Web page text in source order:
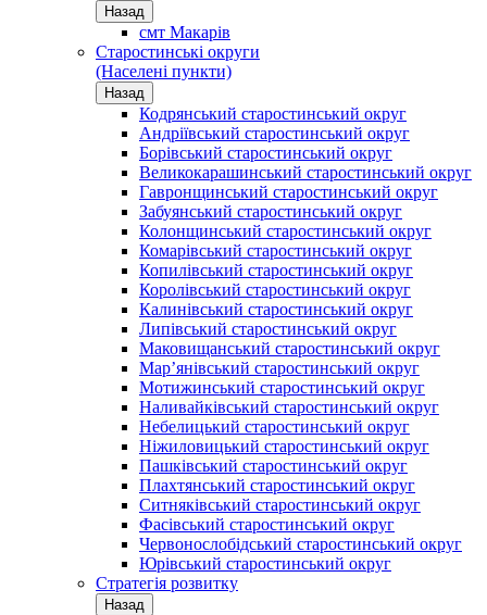
Назад
смт Макарів
Старостинські округи
(Населені пункти)
Назад
Кодрянський старостинський округ
Андріївський старостинський округ
Борівський старостинський округ
Великокарашинський старостинський округ
Гавронщинський старостинський округ
Забуянський старостинський округ
Колонщинський старостинський округ
Комарівський старостинський округ
Копилівський старостинський округ
Королівський старостинський округ
Калинівський старостинський округ
Липівський старостинський округ
Маковищанський старостинський округ
Мар’янівський старостинський округ
Мотижинський старостинський округ
Наливайківський старостинський округ
Небелицький старостинський округ
Ніжиловицький старостинський округ
Пашківський старостинський округ
Плахтянський старостинський округ
Ситняківський старостинський округ
Фасівський старостинський округ
Червонослобідський старостинський округ
Юрівський старостинський округ
Стратегія розвитку
Назад